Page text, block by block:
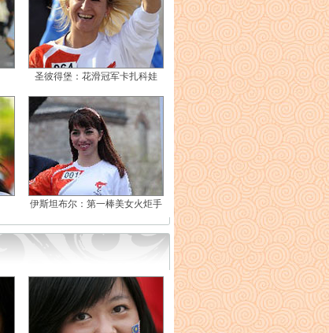
圣彼得堡：花滑冠军卡扎科娃
伊斯坦布尔：第一棒美女火炬手